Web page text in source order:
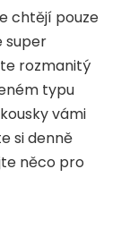
chtějí pouze
super
rozmanitý
typu
vámi
si denně
něco pro